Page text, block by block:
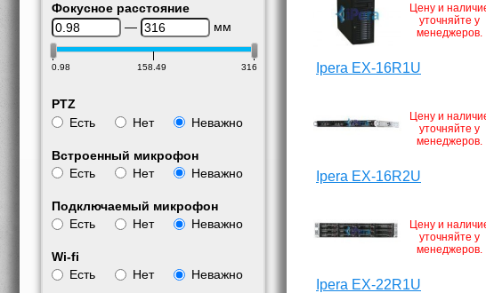
Фокусное расстояние
—
мм
0.98 158.49 316
PTZ
Есть
Нет Неважно
Встроенный микрофон
Есть
Нет Неважно
Подключаемый микрофон
Есть
Нет Неважно
Wi-fi
Есть
Нет Неважно
Цену и
уточняйте у
менеджеров.
Ipera EX-16R1U
Цену и
уточняйте у
менеджеров.
Ipera EX-16R2U
Цену и
уточняйте у
менеджеров.
Ipera EX-22R1U